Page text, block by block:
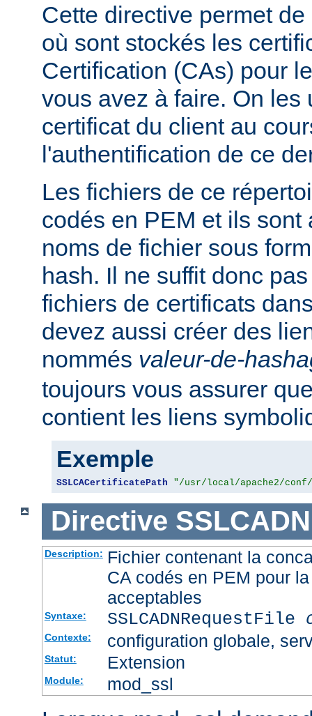
Cette directive permet
où sont stockés les
Certification (CAs) pour
vous avez à faire. On les
certificat du client au
l'authentification de ce
Les fichiers de ce
codés en PEM et ils sont
noms de fichier sous
hash. Il ne suffit donc
fichiers de certificats
devez aussi créer des
nommés valeur-de-
toujours vous assurer
contient les liens
Exemple
SSLCACertificatePath "/usr/local/apache2/
Directive
Description: Fichier contenant la
CA codés en PEM pour
acceptables
Syntaxe: SSLCADNRequestFile
Contexte: configuration globale,
Statut: Extension
Module: mod_ssl